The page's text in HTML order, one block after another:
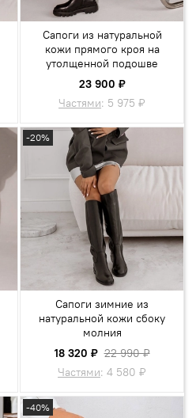
Сапоги из натуральной
кожи прямого кроя на
утолщенной подошве
23 900 ₽
Частями: 5 975 ₽
-20%
Сапоги зимние из
натуральной кожи сбоку
молния
18 320 ₽ 22 990 ₽
Частями:4 580 ₽
-40%